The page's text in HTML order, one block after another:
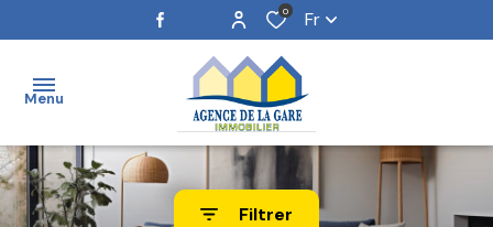
0 Fr
Menu
ACCUEIL
Filtrer